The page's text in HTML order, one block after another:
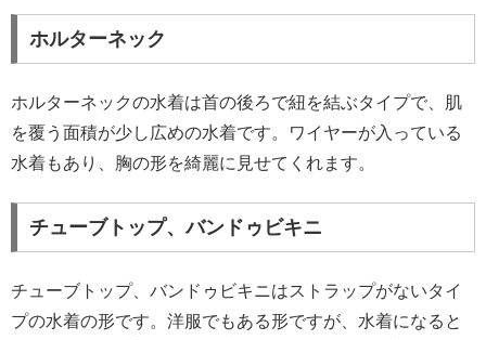
ホルターネック
ホルターネックの水着は首の後ろで紐を結ぶタイプで、肌
を覆う面積が少し広めの水着です。ワイヤーが入っている
水着もあり、胸の形を綺麗に見せてくれます。
チューブトップ、バンドゥビキニ
チューブトップ、バンドゥビキニはストラップがないタイ
プの水着の形です。洋服でもある形ですが、水着になると